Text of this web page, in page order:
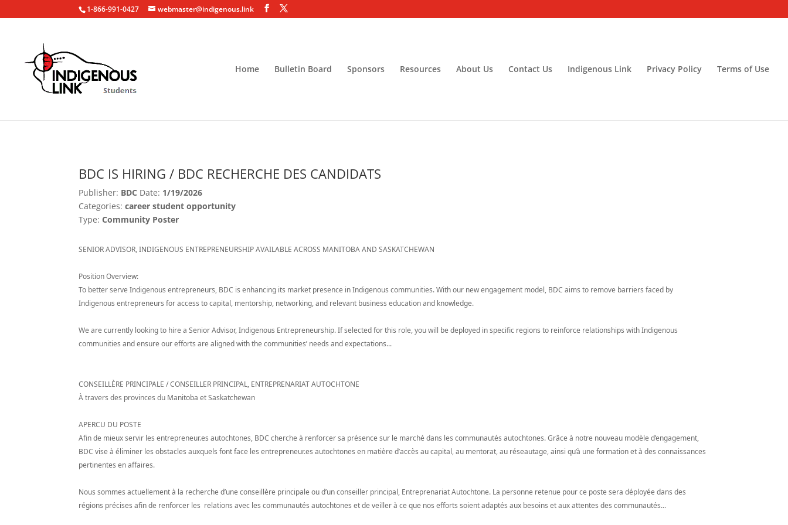
1-866-991-0427 webmaster@indigenous.link
Home Bulletin Board Sponsors Resources About Us Contact Us Indigenous Link Privacy Policy Terms of Use
BDC IS HIRING / BDC RECHERCHE DES CANDIDATS
Publisher: BDC Date: 1/19/2026
Categories: career student opportunity
Type:Community Poster
SENIOR ADVISOR, INDIGENOUS ENTREPRENEURSHIP AVAILABLE ACROSS MANITOBA AND SASKATCHEWAN
Position Overview:
To better serve Indigenous entrepreneurs, BDC is enhancing its market presence in Indigenous communities. With our new engagement model, BDC aims to remove barriers faced by
Indigenous entrepreneurs for access to capital, mentorship, networking, and relevant business education and knowledge.
We are currently looking to hire a Senior Advisor, Indigenous Entrepreneurship. If selected for this role, you will be deployed in specific regions to reinforce relationships with Indigenous
communities and ensure our efforts are aligned with the communities’ needs and expectations...
CONSEILLÈRE PRINCIPALE / CONSEILLER PRINCIPAL, ENTREPRENARIAT AUTOCHTONE
À travers des provinces du Manitoba et Saskatchewan
APERCU DU POSTE
Afin de mieux servir les entrepreneur.es autochtones, BDC cherche à renforcer sa présence sur le marché dans les communautés autochtones. Grâce à notre nouveau modèle d’engagement,
BDC vise à éliminer les obstacles auxquels font face les entrepreneur.es autochtones en matière d’accès au capital, au mentorat, au réseautage, ainsi qu’à une formation et à des connaissances
pertinentes en affaires.
Nous sommes actuellement à la recherche d’une conseillère principale ou d’un conseiller principal, Entreprenariat Autochtone. La personne retenue pour ce poste sera déployée dans des
régions précises afin de renforcer les relations avec les communautés autochtones et de veiller à ce que nos efforts soient adaptés aux besoins et aux attentes des communautés...